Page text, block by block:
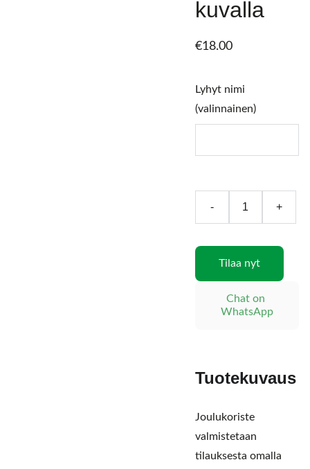
kuvalla
€18.00
Lyhyt nimi
(valinnainen)
- +
Tilaa nyt
Chat on
WhatsApp
Tuotekuvaus
Joulukoriste
valmistetaan
tilauksesta omalla